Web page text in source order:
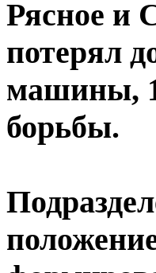
Рясное и
потерял
машины,
борьбы.